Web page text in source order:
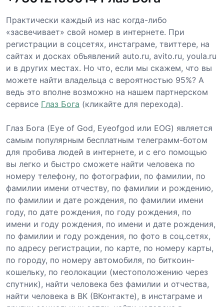
Практически каждый из нас когда-либо
«засвечивает» свой номер в интернете. При
регистрации в соцсетях, инстаграме, твиттере, на
сайтах и досках объявлений auto.ru, avito.ru, youla.ru
и в других местах. Но что, если мы скажем, что вы
можете найти владельца с вероятностью 95%? А
ведь это вполне возможно на нашем партнерском
сервисе Глаз Бога (кликайте для перехода).
Глаз Бога (Eye of God, Eyeofgod или EOG) является
самым популярным бесплатным телеграмм-ботом
для пробива людей в интернете, и с его помощью
вы легко и быстро сможете найти человека по
номеру телефону, по фотографии, по фамилии, по
фамилии имени отчеству, по фамилии и рождению,
по фамилии и дате рождения, по фамилии имени
году, по дате рождения, по году рождения, по
имени и году рождения, по имени и дате рождения,
по фамилии и году рождения, по фото в соц.сетях,
по адресу регистрации, по карте, по номеру карты,
по городу, по номеру автомобиля, по биткоин-
кошельку, по геолокации (местоположению через
спутник), найти человека без фамилии и отчества,
найти человека в ВК (ВКонтакте), в инстаграме и